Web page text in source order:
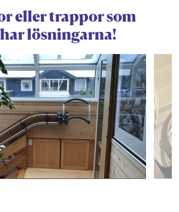
eller trappor som
lösningarna!